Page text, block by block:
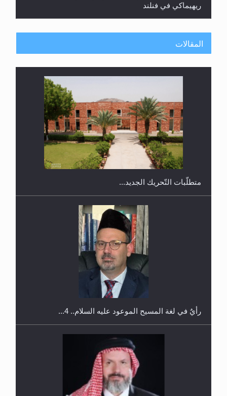
ريهيماكي في فنلند
ندوة حول نظام الوصية في الجماعة الأحمدية في
شيتاغونغ – بنغلاديش
اليوم الوطني الرياضي لمجلس أنصار الله في هولندا
المقالات
متطلَّبات التّحريك الجديد...
رأيٌ في لغة المسيح الموعود عليه السلام.. 4...